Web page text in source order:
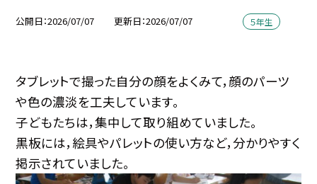
公開日 2026/07/07 更新日 2026/07/07 ５年生
タブレットで撮った自分の顔をよくみて，顔のパーツ
や色の濃淡を工夫しています。
子どもたちは，集中して取り組めていました。
黒板には，絵具やパレットの使い方など，分かりやすく
掲示されていました。